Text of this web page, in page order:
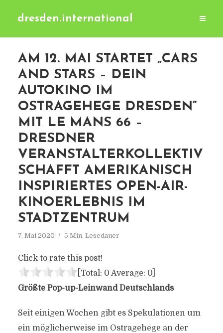
dresden.international
AM 12. MAI STARTET „CARS
AND STARS – DEIN
AUTOKINO IM
OSTRAGEHEGE DRESDEN“
MIT LE MANS 66 –
DRESDNER
VERANSTALTERKOLLEKTIV
SCHAFFT AMERIKANISCH
INSPIRIERTES OPEN-AIR-
KINOERLEBNIS IM
STADTZENTRUM
7. Mai 2020 5 Min. Lesedauer
Click to rate this post!
[Total: 0 Average: 0]
Größte Pop-up-Leinwand Deutschlands
Seit einigen Wochen gibt es Spekulationen um
ein möglicherweise im Ostragehege an der